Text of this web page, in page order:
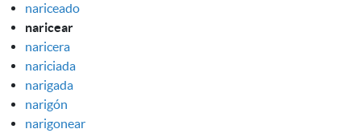
nariceado
naricear
naricera
nariciada
narigada
narigón
narigonear